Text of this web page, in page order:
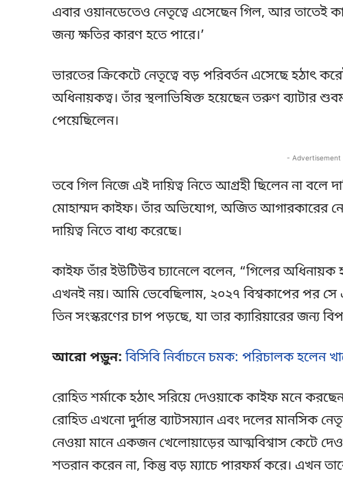
এবার ওয়ানডেতেও নেতৃত্বে এসেছেন গিল, আর তাতেই
জন্য ক্ষতির কারণ হতে পারে।’
ভারতের ক্রিকেটে নেতৃত্বে বড় পরিবর্তন এসেছে হঠাৎ
অধিনায়কত্ব। তাঁর স্থলাভিষিক্ত হয়েছেন তরুণ ব্যাটার
পেয়েছিলেন।
- Advertisement
তবে গিল নিজে এই দায়িত্ব নিতে আগ্রহী ছিলেন না বলে
মোহাম্মদ কাইফ। তাঁর অভিযোগ, অজিত আগারকারের
দায়িত্ব নিতে বাধ্য করেছে।
কাইফ তাঁর ইউটিউব চ্যানেলে বলেন, “গিলের অধিনায়ক
এখনই নয়। আমি ভেবেছিলাম, ২০২৭ বিশ্বকাপের পর সে
তিন সংস্করণের চাপ পড়ছে, যা তার ক্যারিয়ারের জন্য
আরো পড়ুন: বিসিবি নির্বাচনে চমক: পরিচালক হলেন
রোহিত শর্মাকে হঠাৎ সরিয়ে দেওয়াকে কাইফ মনে
রোহিত এখনো দুর্দান্ত ব্যাটসম্যান এবং দলের মানসিক
নেওয়া মানে একজন খেলোয়াড়ের আত্মবিশ্বাস কেটে
শতরান করেন না, কিন্তু বড় ম্যাচে পারফর্ম করে। এখন